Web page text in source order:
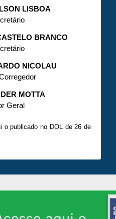
LISBOA
BRANCO
NICOLAU
MOTTA
Geral
o publicado no DOL de 26 de